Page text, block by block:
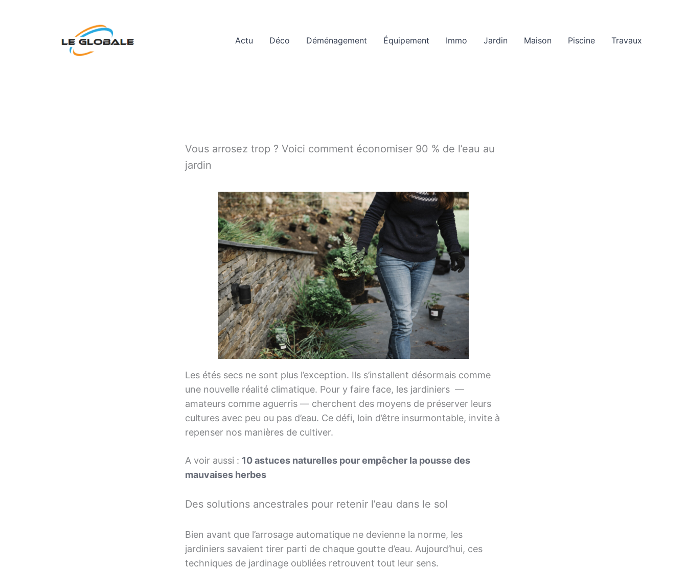
Actu Déco Déménagement Équipement Immo Jardin Maison Piscine Travaux
Vous arrosez trop ? Voici comment économiser 90 % de l’eau au
jardin
Les étés secs ne sont plus l’exception. Ils s’installent désormais comme
une nouvelle réalité climatique. Pour y faire face, les jardiniers —
amateurs comme aguerris — cherchent des moyens de préserver leurs
cultures avec peu ou pas d’eau. Ce défi, loin d’être insurmontable, invite à
repenser nos manières de cultiver.
A voir aussi : 10 astuces naturelles pour empêcher la pousse des
mauvaises herbes
Des solutions ancestrales pour retenir l’eau dans le sol
Bien avant que l’arrosage automatique ne devienne la norme, les
jardiniers savaient tirer parti de chaque goutte d’eau. Aujourd’hui, ces
techniques de jardinage oubliées retrouvent tout leur sens.